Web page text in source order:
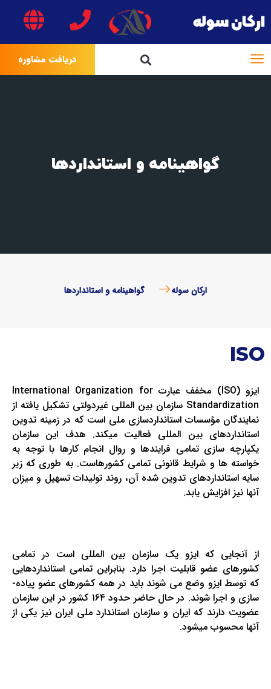
ارکان سوله
دریافت مشاوره
گواهینامه و استانداردها
ارکان سوله گواهینامه و استانداردها
ISO
ایزو (ISO) مخفف عبارت International Organization for
Standardization سازمان بین المللی غیردولتی تشکیل یافته از
نمایندگان مؤسسات استانداردسازی ملی است که در زمینه تدوین
استانداردهای بین المللی فعالیت می­کند. هدف این سازمان
یکپارچه­ سازی تمامی فرایندها و روال انجام کارها با توجه به
خواسته­ ها و شرایط قانونی تمامی کشورهاست. به طوری که زیر
سایه استانداردهای تدوین شده­ آن، روند تولیدات تسهیل و میزان
آنها نیز افزایش یابد.
از آنجایی که ایزو یک سازمان بین المللی است در تمامی
کشورهای عضو قابلیت اجرا دارد. بنابراین تمامی استانداردهایی
که توسط ایزو وضع می­ شوند باید در همه­ کشورهای عضو پیاده­
سازی و اجرا شوند. در حال حاضر حدود ۱۶۴ کشور در این سازمان
عضویت دارند که ایران و سازمان استاندارد ملی ایران نیز یکی از
آنها محسوب می­شود.